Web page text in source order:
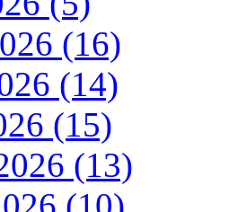
(16)
(14)
(15)
(13)